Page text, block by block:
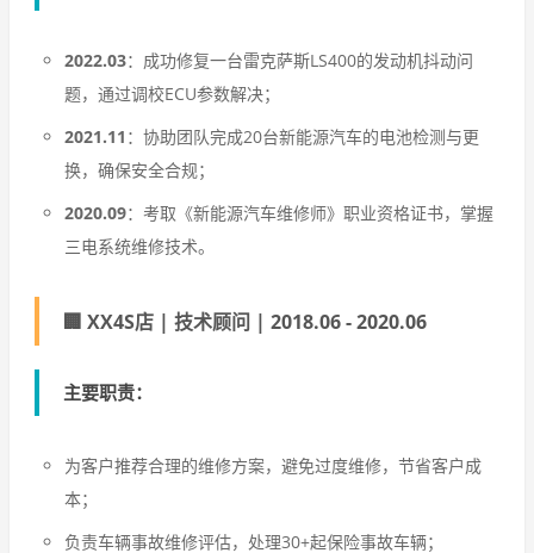
2022.03：成功修复一台雷克萨斯LS400的发动机抖动问
题，通过调校ECU参数解决；
2021.11 ：协助团队完成20台新能源汽车的电池检测与更
换，确保安全合规；
2020.09：考取《新能源汽车维修师》职业资格证书，掌握
三电系统维修技术。
🏢 XX4S店 | 技术顾问 | 2018.06 - 2020.06
主要职责：
为客户推荐合理的维修方案，避免过度维修，节省客户成
本；
负责车辆事故维修评估，处理30+起保险事故车辆；